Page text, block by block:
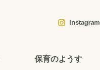
Instagram
保育のようす